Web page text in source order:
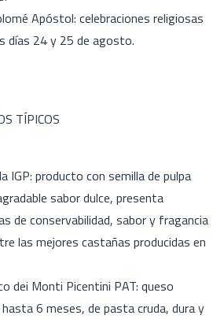
Apóstol: celebraciones religiosas
días 24 y 25 de agosto.
TÍPICOS
producto con semilla de pulpa
sabor dulce, presenta
de conservabilidad, sabor y fragancia
las mejores castañas producidas en
dei Monti Picentini PAT: queso
6 meses, de pasta cruda, dura y